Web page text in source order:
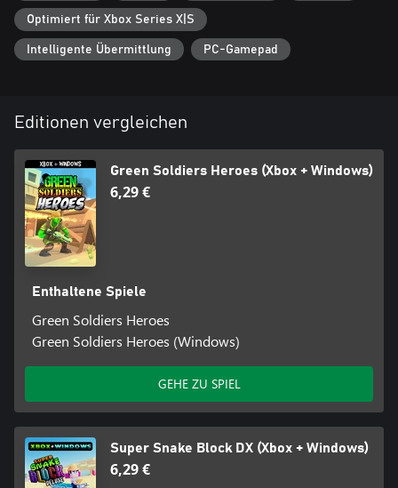
Optimiert für Xbox Series X|S
Intelligente Übermittlung PC-Gamepad
Editionen vergleichen
Green Soldiers Heroes (Xbox + Windows)
6,29 €
Enthaltene Spiele
Green Soldiers Heroes
Green Soldiers Heroes (Windows)
GEHE ZU SPIEL
Super Snake Block DX (Xbox + Windows)
6,29 €